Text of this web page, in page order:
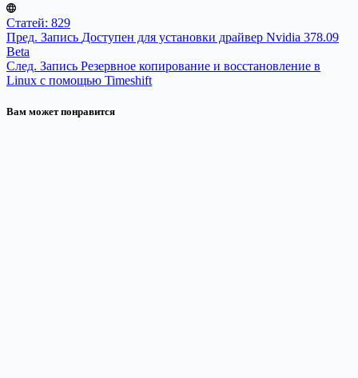
Статей: 829
Пред. Запись Доступен для установки драйвер Nvidia 378.09
Beta
След. Запись Резервное копирование и восстановление в
Linux с помощью Timeshift
Вам может понравится